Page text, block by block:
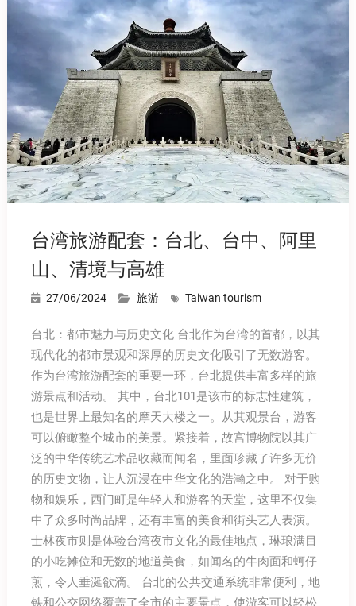
台湾旅游配套：台北、台中、阿里
山、清境与高雄
27/06/2024 旅游 Taiwan tourism
台北：都市魅力与历史文化 台北作为台湾的首都，以其
现代化的都市景观和深厚的历史文化吸引了无数游客。
作为台湾旅游配套的重要一环，台北提供丰富多样的旅
游景点和活动。 其中，台北101是该市的标志性建筑，
也是世界上最知名的摩天大楼之一。从其观景台，游客
可以俯瞰整个城市的美景。紧接着，故宫博物院以其广
泛的中华传统艺术品收藏而闻名，里面珍藏了许多无价
的历史文物，让人沉浸在中华文化的浩瀚之中。 对于购
物和娱乐，西门町是年轻人和游客的天堂，这里不仅集
中了众多时尚品牌，还有丰富的美食和街头艺人表演。
士林夜市则是体验台湾夜市文化的最佳地点，琳琅满目
的小吃摊位和无数的地道美食，如闻名的牛肉面和蚵仔
煎，令人垂涎欲滴。 台北的公共交通系统非常便利，地
铁和公交网络覆盖了全市的主要景点，使游客可以轻松